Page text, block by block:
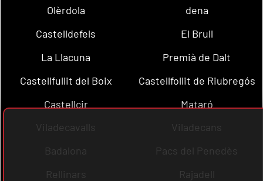
Olèrdola
dena
Castelldefels
El Brull
La Llacuna
Premià de Dalt
Castellfullit del Boix
Castellfollit de Riubregós
Castellcir
Mataró
Viladecavalls
Viladecans
Badalona
Pacs del Penedès
Rellinars
Rajadell